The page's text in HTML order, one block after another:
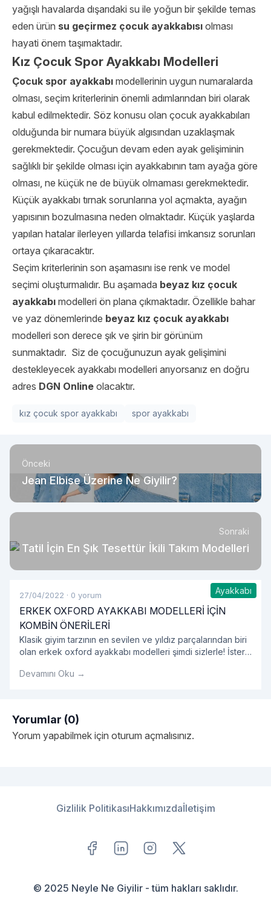
yağışlı havalarda dışarıdaki su ile yoğun bir şekilde temas
eden ürün su geçirmez çocuk ayakkabısı olması
hayati önem taşımaktadır.
Kız Çocuk Spor Ayakkabı Modelleri
Çocuk spor ayakkabı modellerinin uygun numaralarda
olması, seçim kriterlerinin önemli adımlarından biri olarak
kabul edilmektedir. Söz konusu olan çocuk ayakkabıları
olduğunda bir numara büyük algısından uzaklaşmak
gerekmektedir. Çocuğun devam eden ayak gelişiminin
sağlıklı bir şekilde olması için ayakkabının tam ayağa göre
olması, ne küçük ne de büyük olmaması gerekmektedir.
Küçük ayakkabı tırnak sorunlarına yol açmakta, ayağın
yapısının bozulmasına neden olmaktadır. Küçük yaşlarda
yapılan hatalar ilerleyen yıllarda telafisi imkansız sorunları
ortaya çıkaracaktır.
Seçim kriterlerinin son aşamasını ise renk ve model
seçimi oluşturmalıdır. Bu aşamada beyaz kız çocuk
ayakkabı modelleri ön plana çıkmaktadır. Özellikle bahar
ve yaz dönemlerinde beyaz kız çocuk ayakkabı
modelleri son derece şık ve şirin bir görünüm
sunmaktadır. Siz de çocuğunuzun ayak gelişimini
destekleyecek ayakkabı modelleri arıyorsanız en doğru
adres DGN Online olacaktır.
kız çocuk spor ayakkabı spor ayakkabı
Önceki
Jean Elbise Üzerine Ne Giyilir?
Sonraki
Tatil İçin En Şık Tesettür İkili Takım Modelleri
Ayakkabı
27/04/2022 · 0 yorum
ERKEK OXFORD AYAKKABI MODELLERİ İÇİN
KOMBİN ÖNERİLERİ
Klasik giyim tarzının en sevilen ve yıldız parçalarından biri
olan erkek oxford ayakkabı modelleri şimdi sizlerle! İster
kullanılabilecek olan erkek oxford ayakkabı kombinlerini
Devamını Oku →
Yorumlar (0)
Yorum yapabilmek için oturum açmalısınız.
Gizlilik PolitikasıHakkımızdaİletişim
© 2025 Neyle Ne Giyilir - tüm hakları saklıdır.